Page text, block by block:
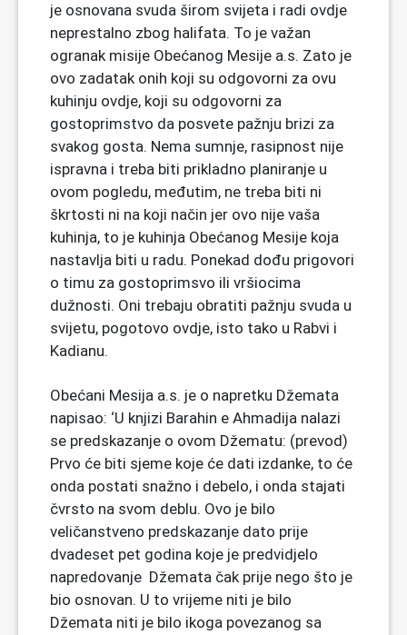
je osnovana svuda širom svijeta i radi ovdje
neprestalno zbog halifata. To je važan
ogranak misije Obećanog Mesije a.s. Zato je
ovo zadatak onih koji su odgovorni za ovu
kuhinju ovdje, koji su odgovorni za
gostoprimstvo da posvete pažnju brizi za
svakog gosta. Nema sumnje, rasipnost nije
ispravna i treba biti prikladno planiranje u
ovom pogledu, međutim, ne treba biti ni
škrtosti ni na koji način jer ovo nije vaša
kuhinja, to je kuhinja Obećanog Mesije koja
nastavlja biti u radu. Ponekad dođu prigovori
o timu za gostoprimsvo ili vršiocima
dužnosti. Oni trebaju obratiti pažnju svuda u
svijetu, pogotovo ovdje, isto tako u Rabvi i
Kadianu.
Obećani Mesija a.s. je o napretku Džemata
napisao: ‘U knjizi Barahin e Ahmadija nalazi
se predskazanje o ovom Džematu: (prevod)
Prvo će biti sjeme koje će dati izdanke, to će
onda postati snažno i debelo, i onda stajati
čvrsto na svom deblu. Ovo je bilo
veličanstveno predskazanje dato prije
dvadeset pet godina koje je predvidjelo
napredovanje Džemata čak prije nego što je
bio osnovan. U to vrijeme niti je bilo
Džemata niti je bilo ikoga povezanog sa